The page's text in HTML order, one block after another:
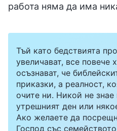
работа няма да има
Тъй като бедствията
увеличават, все повече
осъзнават, че
приказки, а реалност,
очите ни. Никой не
утрешният ден или
Ако желаете да
Господ със